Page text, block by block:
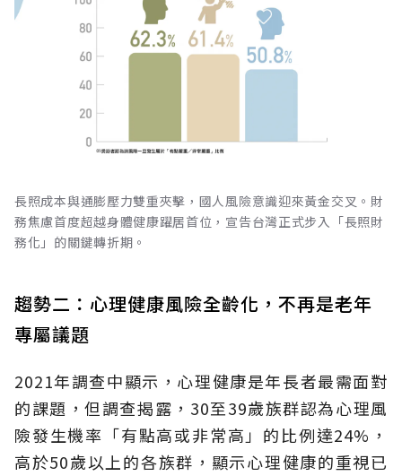
長照成本與通膨壓力雙重夾擊，國人風險意識迎來黃金交叉。財
務焦慮首度超越身體健康躍居首位，宣告台灣正式步入「長照財
務化」的關鍵轉折期。
趨勢二：心理健康風險全齡化，不再是老年
專屬議題
2021年調查中顯示，心理健康是年長者最需面對
的課題，但調查揭露，30至39歲族群認為心理風
險發生機率「有點高或非常高」的比例達24%，
高於50歲以上的各族群，顯示心理健康的重視已